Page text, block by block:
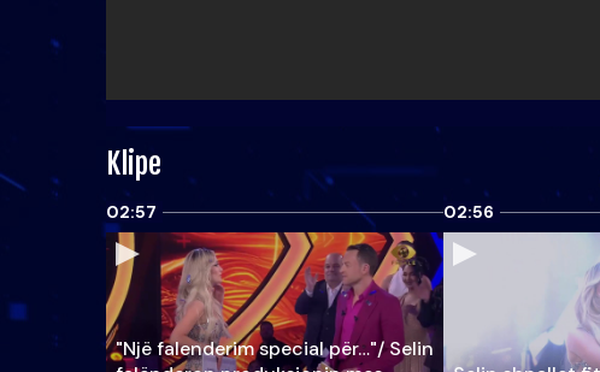
Klipe
02:57
"Një falenderim special për…"/ Selin
02:56